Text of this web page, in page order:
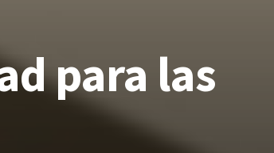
para las